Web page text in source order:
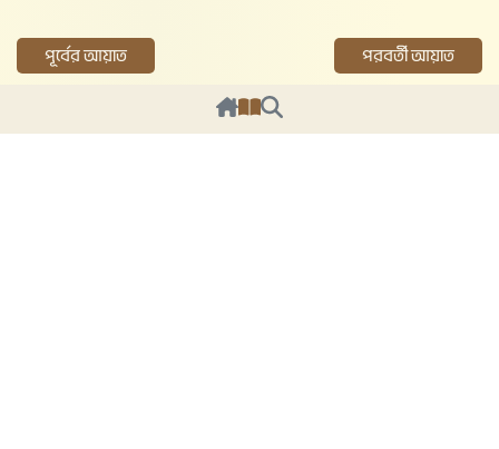
পূর্বের আয়াত পরবর্তী আয়াত